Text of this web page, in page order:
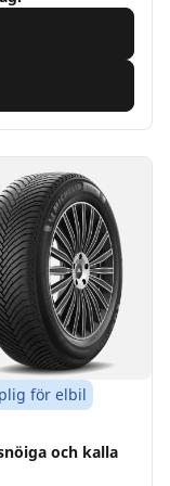
för elbil
och kalla